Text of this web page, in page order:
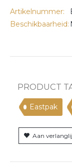
Artikelnummer:
Beschikbaarheid:
PRODUCT
Eastpak
Aan